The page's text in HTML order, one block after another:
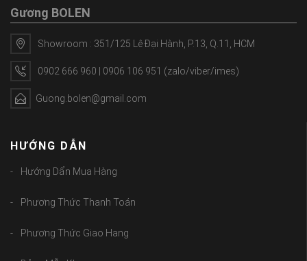
Gương BOLEN
Showroom : 351/125 Lê Đại Hành, P.13, Q.11, HCM
0902 666 960 | 0906 106 951 (zalo/viber/imes)
Guong.bolen@gmail.com
HƯỚNG DẪN
Hướng Dẩn Mua Hàng
Phương Thức Thanh Toán
Phương Thức Giao Hang